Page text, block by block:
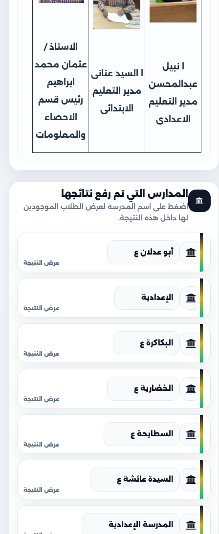
ا نبيل
عبدالمحسن
مدير التعليم
الاعدادى
ا السيد عنانى
مدير التعليم
الابتدائى
الاستاذ /
عثمان محمد
ابراهيم
رئيس قسم
الاحصاء
والمعلومات
المدارس التي تم رفع نتائجها
اضغط على اسم المدرسة لعرض الطلاب الموجودين
لها داخل هذه النتيجة.
أبو عدلان ع
الإعدادية
البكاكرة ع
الخضارية ع
السطايحة ع
السيدة عائشة ع
المدرسة الإعدادية